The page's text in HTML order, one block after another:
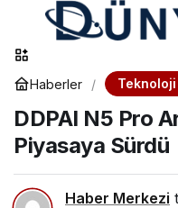
Haberler Teknoloji
DDPAI N5 Pro
Piyasaya Sürdü
Haber Merkezi